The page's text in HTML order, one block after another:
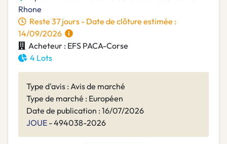
Rhone
Reste 37 jours - Date de clôture estimée :
14/09/2026
Acheteur : EFS PACA-Corse
4 Lots
Type d'avis : Avis de marché
Type de marché : Européen
Date de publication : 16/07/2026
JOUE - 494038-2026